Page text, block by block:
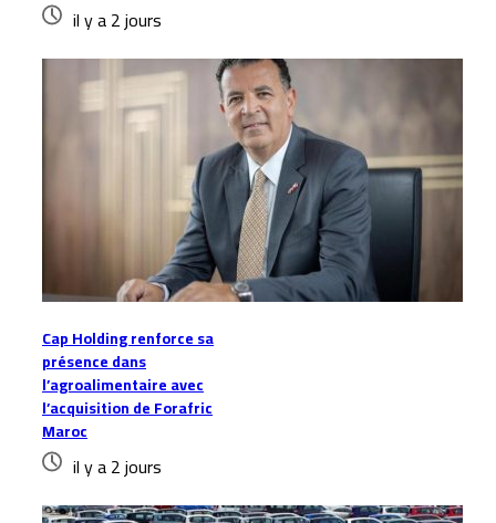
il y a 2 jours
Cap Holding renforce sa
présence dans
l’agroalimentaire avec
l’acquisition de Forafric
Maroc
il y a 2 jours